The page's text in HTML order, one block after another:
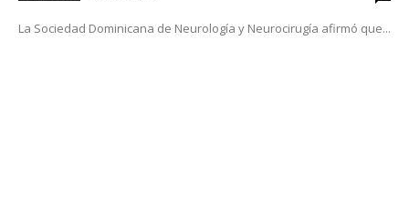
La Sociedad Dominicana de Neurología y Neurocirugía afirmó que...